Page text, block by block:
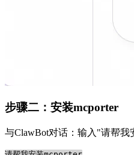
步骤二：安装mcporter
与ClawBot对话：输入"请帮我